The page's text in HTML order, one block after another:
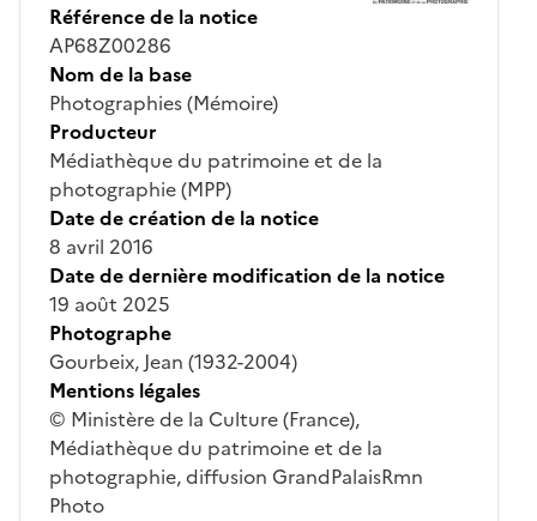
Référence de la notice
AP68Z00286
Nom de la base
Photographies (Mémoire)
Producteur
Médiathèque du patrimoine et de la
photographie (MPP)
Date de création de la notice
8 avril 2016
Date de dernière modification de la notice
19 août 2025
Photographe
Gourbeix, Jean (1932-2004)
Mentions légales
© Ministère de la Culture (France),
Médiathèque du patrimoine et de la
photographie, diffusion GrandPalaisRmn
Photo